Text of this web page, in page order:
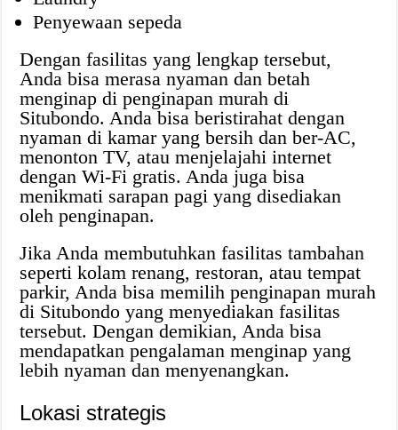
Penyewaan sepeda
Dengan fasilitas yang lengkap tersebut,
Anda bisa merasa nyaman dan betah
menginap di penginapan murah di
Situbondo. Anda bisa beristirahat dengan
nyaman di kamar yang bersih dan ber-AC,
menonton TV, atau menjelajahi internet
dengan Wi-Fi gratis. Anda juga bisa
menikmati sarapan pagi yang disediakan
oleh penginapan.
Jika Anda membutuhkan fasilitas tambahan
seperti kolam renang, restoran, atau tempat
parkir, Anda bisa memilih penginapan murah
di Situbondo yang menyediakan fasilitas
tersebut. Dengan demikian, Anda bisa
mendapatkan pengalaman menginap yang
lebih nyaman dan menyenangkan.
Lokasi strategis